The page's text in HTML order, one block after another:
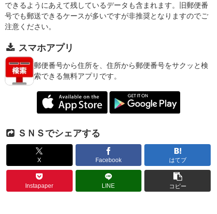
できるようにあえて残しているデータも含まれます。旧郵便番
号でも郵送できるケースが多いですが非推奨となりますのでご
注意ください。
スマホアプリ
郵便番号から住所を、住所から郵便番号をサクッと検
索できる無料アプリです。
ＳＮＳでシェアする
X Facebook はてブ
Instapaper LINE コピー